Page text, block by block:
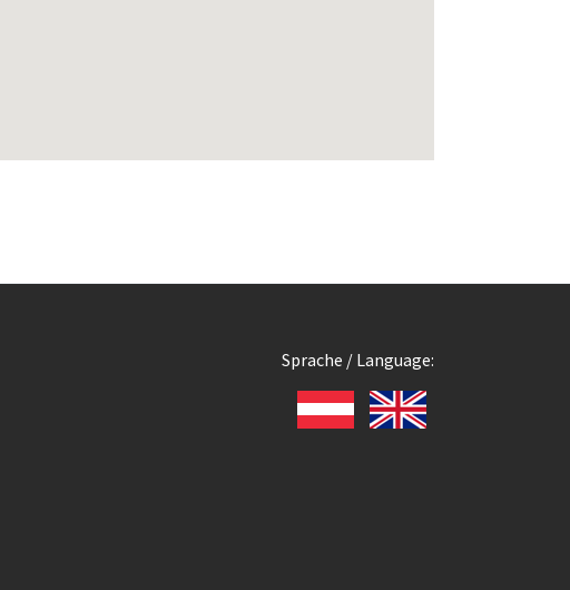
Sprache / Language: